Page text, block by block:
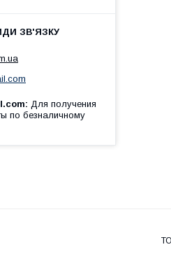
Для получения
по безналичному